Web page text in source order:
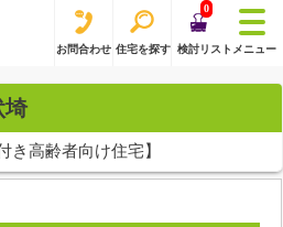
お問合わせ 住宅を探す
0
検討リスト メニュー
埼
き高齢者向け住宅】